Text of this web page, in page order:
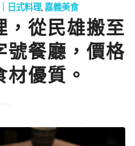
日式料理,嘉義美食
，從民雄搬至
號餐廳，價格
優質。